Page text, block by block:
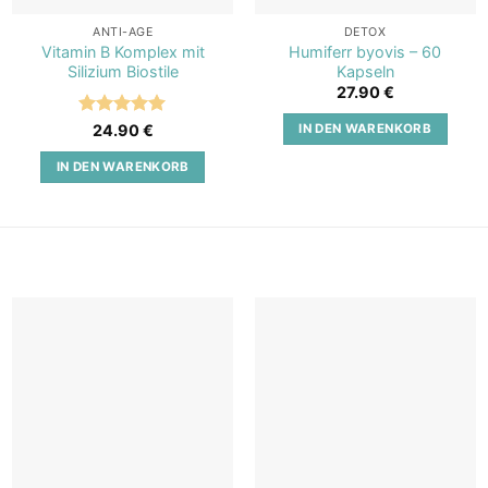
ANTI-AGE
Vitamin B Komplex mit
Silizium Biostile
Bewertet
5
24.90€
IN DEN WARENKORB
DETOX
Humiferr byovis – 60
Kapseln
27.90€
IN DEN WARENKORB